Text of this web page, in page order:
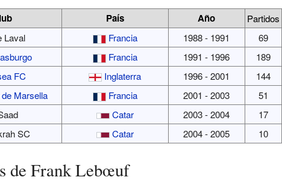
País Año Partidos
Laval
Francia 1988 - 1991 69
Francia 1991 - 1996 189
FC
Inglaterra 1996 - 2001 144
Marsella
Francia 2001 - 2003 51
Catar 2003 - 2004 17
SC
Catar 2004 - 2005 10
de Frank Lebœuf